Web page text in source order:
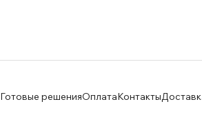
Готовые решенияОплатаКонтакты